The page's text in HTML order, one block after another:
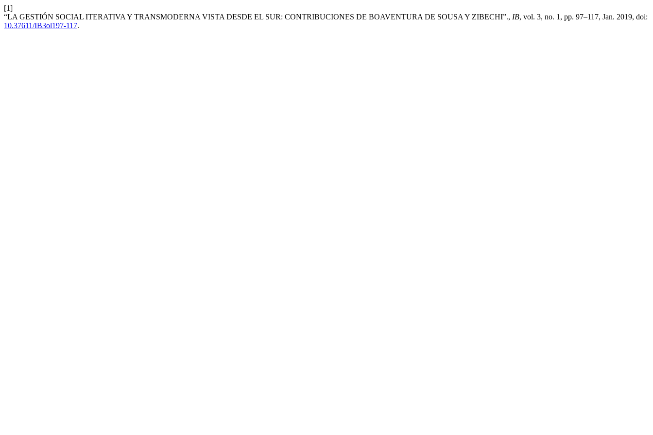
[1]
“LA GESTIÓN SOCIAL ITERATIVA Y TRANSMODERNA VISTA DESDE EL SUR: CONTRIBUCIONES DE BOAVENTURA DE SOUSA Y ZIBECHI”., IB, vol. 3, no. 1, pp. 97–117, Jan. 2019, doi:
10.37611/IB3ol197-117.